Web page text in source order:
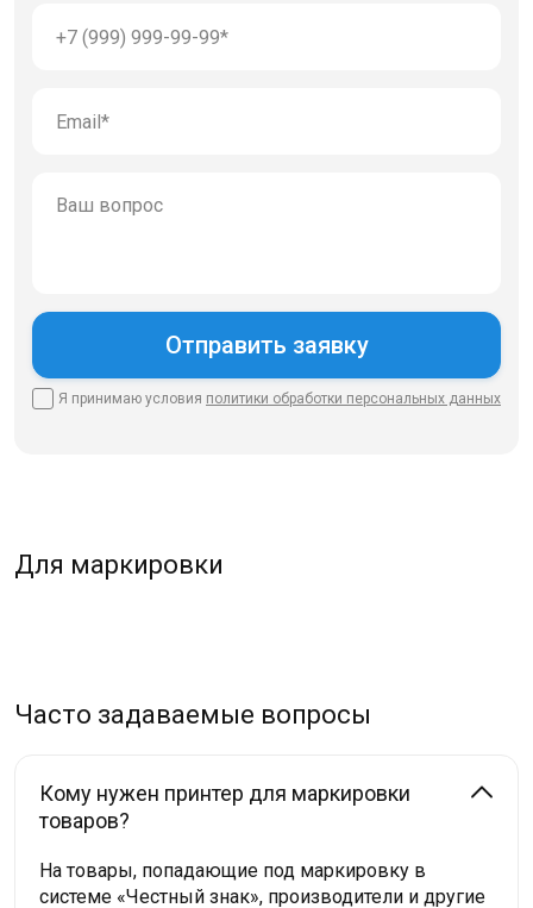
Я принимаю условия политики обработки персональных данных
Для маркировки
Часто задаваемые вопросы
Кому нужен принтер для маркировки
товаров?
На товары, попадающие под маркировку в
системе «Честный знак», производители и другие